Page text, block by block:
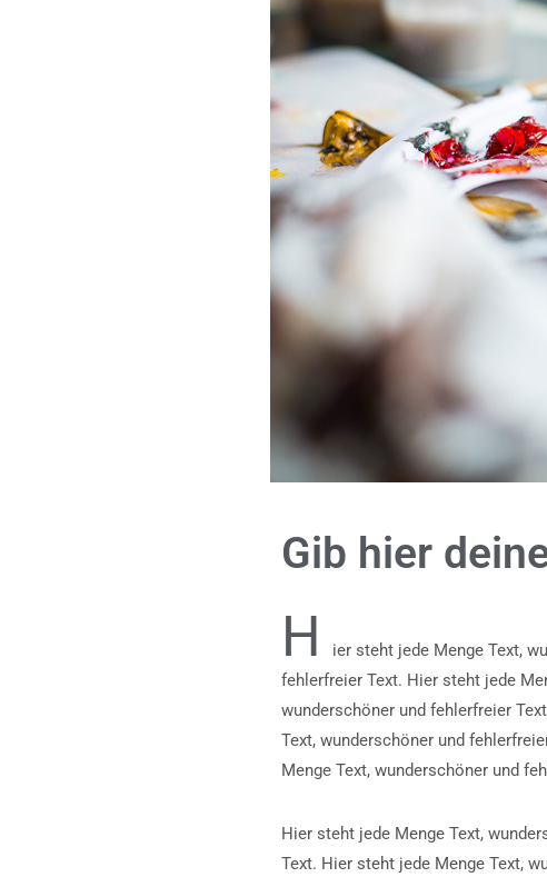
Gib hier
H
ier steht jede Menge Text,
fehlerfreier Text. Hier steht jede
wunderschöner und fehlerfreier
Text, wunderschöner und
Menge Text, wunderschöner und
Hier steht jede Menge Text,
Text. Hier steht jede Menge Text,